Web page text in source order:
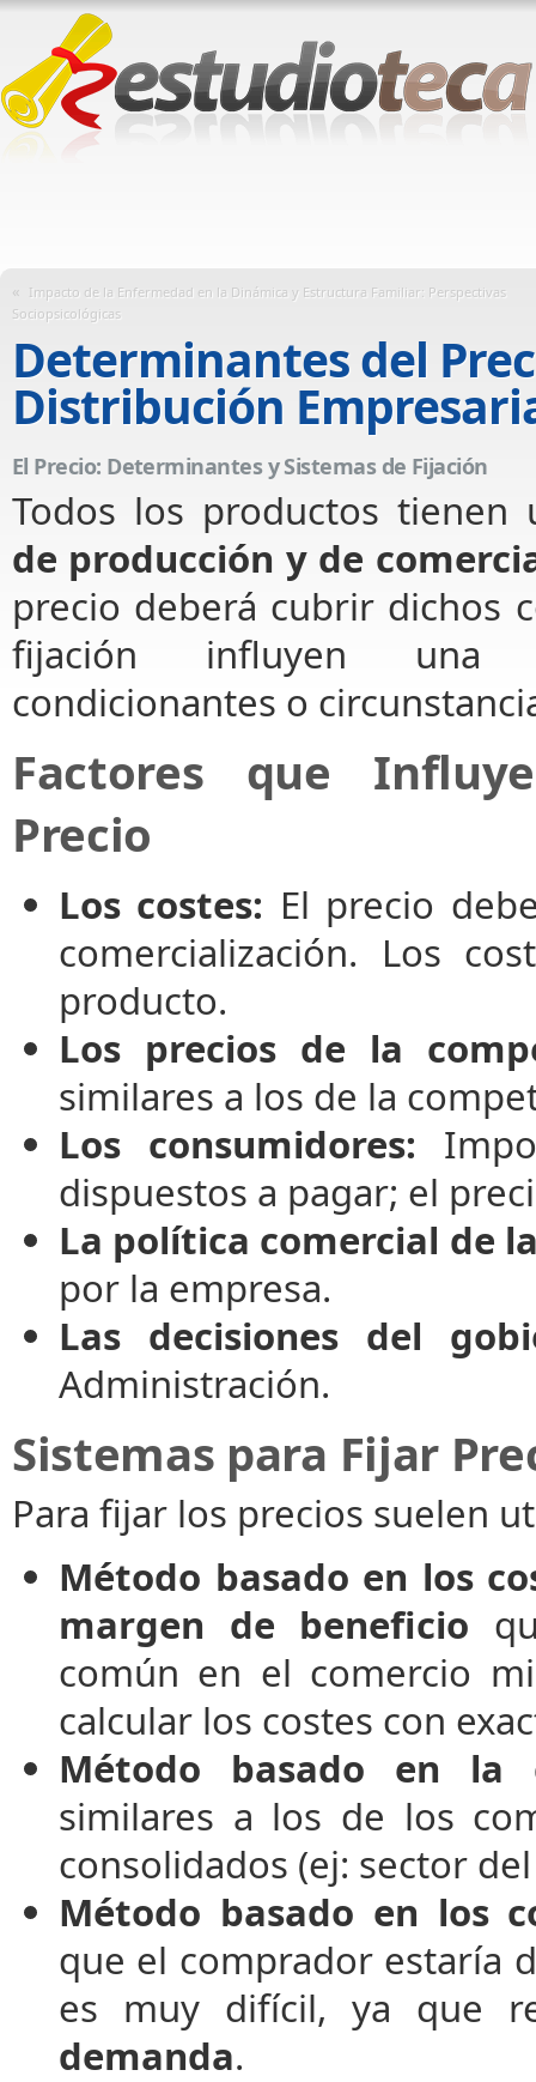
« Impacto de la Enfermedad en la Dinámica y Estructura Familiar: Perspectivas
Sociopsicológicas
Determinantes del
Distribución
El Precio: Determinantes y Sistemas de Fijación
Todos los productos
de producción y de
precio deberá cubrir dichos
fijación influyen
condicionantes o
Factores que
Precio
Los costes: El precio
comercialización. Los
producto.
Los precios de la
similares a los de la
Los consumidores:
dispuestos a pagar; el
La política comercial de
por la empresa.
Las decisiones del
Administración.
Sistemas para Fijar
Para fijar los precios suelen
Método basado en los
margen de beneficio
común en el comercio
calcular los costes con
Método basado en la
similares a los de los
consolidados (ej: sector
Método basado en los
que el comprador estaría
es muy difícil, ya que
demanda.